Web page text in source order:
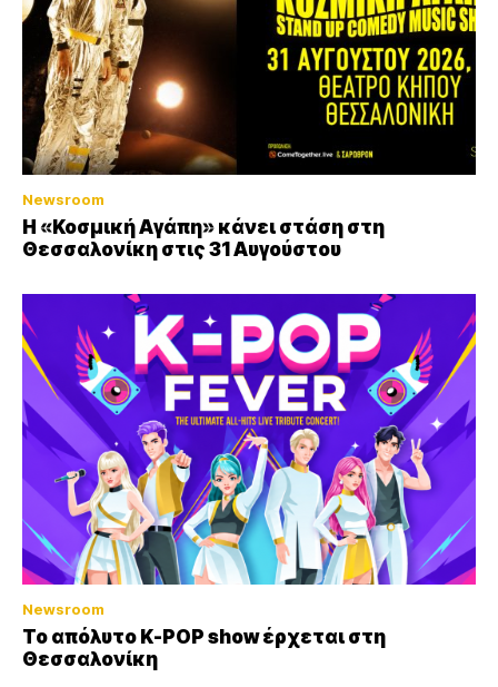
Newsroom
Η «Κοσμική Αγάπη» κάνει στάση στη
Θεσσαλονίκη στις 31 Αυγούστου
Newsroom
Το απόλυτο K-POP show έρχεται στη
Θεσσαλονίκη